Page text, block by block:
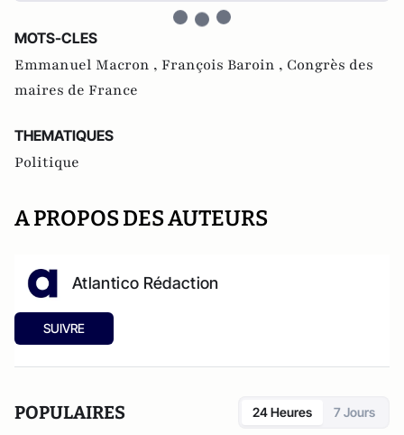
MOTS-CLES
Emmanuel Macron , François Baroin , Congrès des
maires de France
THEMATIQUES
Politique
A PROPOS DES AUTEURS
Atlantico Rédaction
SUIVRE
POPULAIRES 24 Heures 7 Jours